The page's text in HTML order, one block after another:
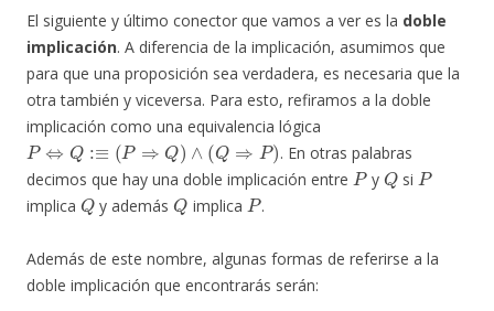
El siguiente y último conector que vamos a ver es la doble
implicación. A diferencia de la implicación, asumimos que
para que una proposición sea verdadera, es necesaria que la
otra también y viceversa. Para esto, refiramos a la doble
implicación como una equivalencia lógica
P⇔Q:≡(P⇒Q)∧ Q⇒ P)
. En otras palabras
decimos que hay una doble implicación entre
P
y
Q
si
P
implica
Q
y además
Q
implica
P
.
Además de este nombre, algunas formas de referirse a la
doble implicación que encontrarás serán: